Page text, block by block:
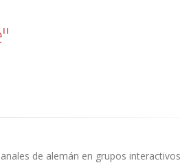
de alemán en grupos